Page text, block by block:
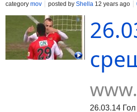
category mov posted by Shella 12 years ago
26.03.14